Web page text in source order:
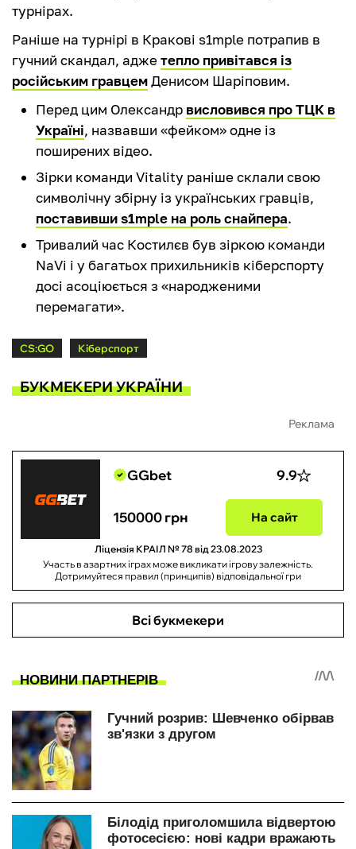
турнірах.
Раніше на турнірі в Кракові s1mple потрапив в
гучний скандал, адже тепло привітався із
російським гравцемДенисом Шаріповим.
Перед цим Олександр висловився про ТЦК в
Україні, назвавши «фейком» одне із
поширених відео.
Зірки команди Vitality раніше склали свою
символічну збірну із українських гравців,
поставивши s1mple на роль снайпера.
Тривалий час Костилєв був зіркою команди
NaVi і у багатьох прихильників кіберспорту
досі асоціюється з «народженими
перемагати».
CS:GO Кіберспорт
БУКМЕКЕРИ УКРАЇНИ
Реклама
GGbet 9.9
150000 грн На сайт
Ліцензія КРАІЛ № 78 від 23.08.2023
Участь в азартних іграх може викликати ігрову залежність.
Дотримуйтеся правил (принципів) відповідальної гри
Всі букмекери